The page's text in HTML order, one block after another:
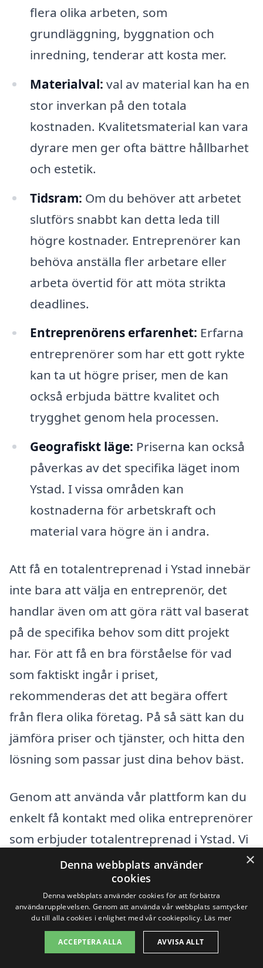
flera olika arbeten, som
grundläggning, byggnation och
inredning, tenderar att kosta mer.
Materialval: val av material kan ha en
stor inverkan på den totala
kostnaden. Kvalitetsmaterial kan vara
dyrare men ger ofta bättre hållbarhet
och estetik.
Tidsram: Om du behöver att arbetet
slutförs snabbt kan detta leda till
högre kostnader. Entreprenörer kan
behöva anställa fler arbetare eller
arbeta övertid för att möta strikta
deadlines.
Entreprenörens erfarenhet: Erfarna
entreprenörer som har ett gott rykte
kan ta ut högre priser, men de kan
också erbjuda bättre kvalitet och
trygghet genom hela processen.
Geografiskt läge: Priserna kan också
påverkas av det specifika läget inom
Ystad. I vissa områden kan
kostnaderna för arbetskraft och
material vara högre än i andra.
Att få en totalentreprenad i Ystad innebär
inte bara att välja en entreprenör, det
handlar även om att göra rätt val baserat
på de specifika behov som ditt projekt
har. För att få en bra förståelse för vad
som faktiskt ingår i priset,
rekommenderas det att begära offert
från flera olika företag. På så sätt kan du
jämföra priser och tjänster, och hitta den
lösning som passar just dina behov bäst.
Genom att använda vår plattform kan du
enkelt få kontakt med olika entreprenörer
som erbjuder totalentreprenad i Ystad. Vi
hjälper dig att samla in och jämföra
erbjudanden, vilket gör det enklare för
dig att fatta ett beslut. Kom ihåg att ställa
frågor och vara tydlig med dina krav så
att du kan få det bästa möjliga
×
Denna webbplats använder
cookies
Denna webbplats använder cookies för att förbättra
användarupplevelsen. Genom att använda vår webbplats samtycker
du till alla cookies i enlighet med vår cookiepolicy. Läs mer
ACCEPTERA ALLA AVVISA ALLT